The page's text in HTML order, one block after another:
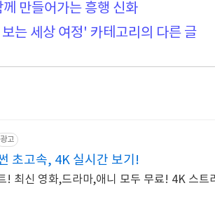
만들어가는 흥행 신화
는 세상 여정' 카테고리의 다른 글
광고
초고속, 4K 실시간 보기!
! 최신 영화,드라마,애니 모두 무료! 4K 스트